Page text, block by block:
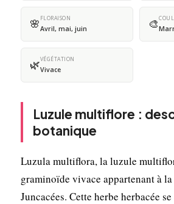
🌸 FLORAISON
Avril, mai, juin 🎨
🌿VÉGÉTATION
Vivace
Luzule multiflore :
botanique
Luzula multiflora, la luzule
graminoïde vivace appartenant à
Juncacées. Cette herbe herbacée